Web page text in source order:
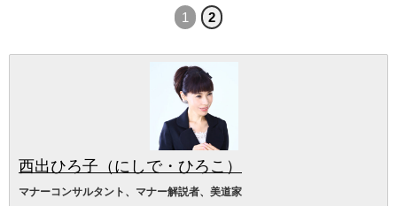
1 2
西出ひろ子（にしで・ひろこ）
マナーコンサルタント、マナー解説者、美道家